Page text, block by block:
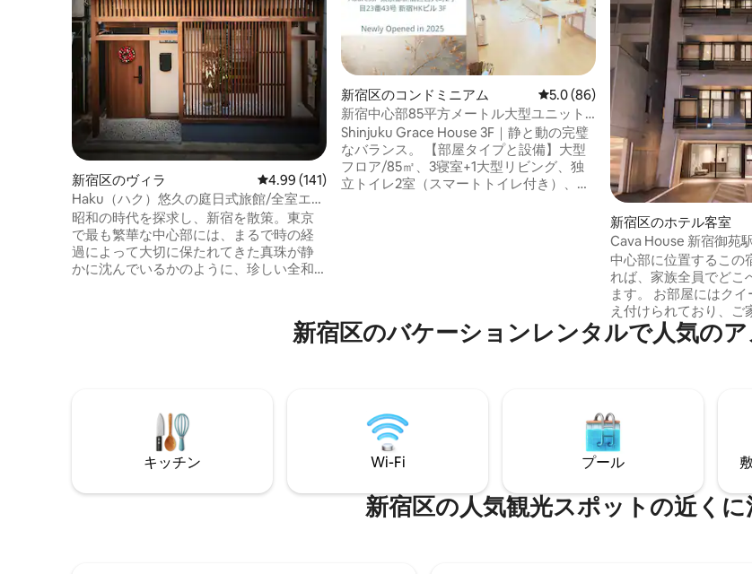
新宿区のヴィラ レビュー141件、5つ星中4.99つ星の平均評価
4.99 (141)
Haku（ハク）悠久の庭日式旅館/全室エア
コン/全室床暖房/新宿繁華街/東新宿駅4
分/最大7名様まで
昭和の時代を探求し、新宿を散策。東京
で最も繁華な中心部には、まるで時の経
過によって大切に保たれてきた真珠が静
かに沈んでいるかのように、珍しい全和
いると同時に、伝統的な和風住居空間の
静かさと温かさを保ち、賑やかな都市の
な中心部に位置し、都会の活気を感じる
ことができると同時に、貴重な静かな空
間も持つことができます。 ★ 交通の便が
とても良い 地下鉄東新宿駅まで徒歩わず
新宿区のコンドミニアム レビュー86件、5つ星中5.0つ星の
5.0 (86)
新宿中心部85平方メートル大型ユニット|
バスタブ付き2バスルーム|2トイレ|家族＆
グループ旅行に最適|専用エレベーター|最
寄駅まで徒歩2分|荷物預り
Shinjuku Grace House 3F｜静と動の完璧
なバランス。 【部屋タイプと設備】大型
フロア/85㎡、3寝室+1大型リビング、独
立トイレ2室（スマートトイレ付き）、バ
大11名様までご宿泊いただけます。9名様
以下のご宿泊がより快適であることをお
す。 【室内設備】55インチ4Kテレビ
（Netflix/YouTube/Disney+対応）、パナ
ソニック洗濯乾燥一体型洗濯機、Hisense
冷蔵庫、電子レンジ、電気ケトル、トー
スター、アイロン、ハンガー、空気清浄
機+加湿器。 【キッチン設備】フライパ
ン、スープポット、まな板、包丁。調理
新宿区のホテル客室
Cava House 新宿御苑
中心部に位置するこの
れば、家族全員でどこ
ます。 お部屋にはクイーンベッドが2台備
え付けられており、ご
ご宿泊に最適です。 ベ
で、動線には十分なス
和食を作るのにも最適
ターがリビングスペー
ペースを結び、朝のコ
も、すべてがぴったりです。
スルームは独立して設
数の人が一緒に滞在し
ペースで過ごせます。 Bluetoothスピーカ
新宿区のバケーションレンタルで人気の
キッチン Wi-Fi プール
新宿区の人気観光スポットの近くに